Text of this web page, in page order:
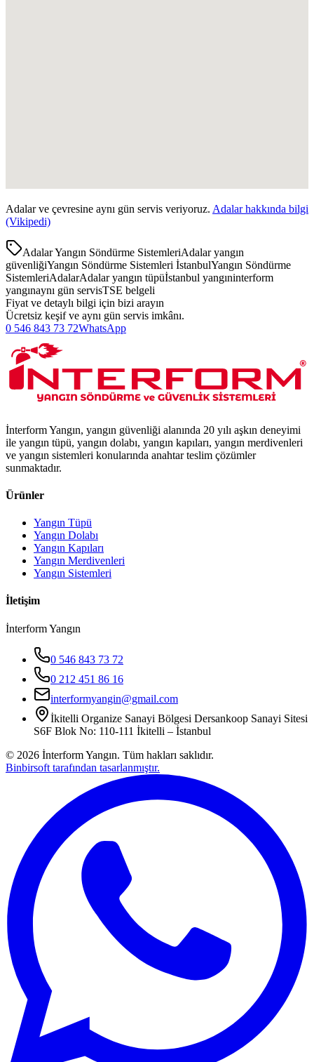
Adalarve çevresine aynı gün servis veriyoruz. Adalarhakkında bilgi
(Vikipedi)
Adalar Yangın Söndürme SistemleriAdalar yangın
güvenliğiYangın Söndürme Sistemleri İstanbulYangın Söndürme
SistemleriAdalarAdalar yangın tüpüİstanbul yangıninterform
yangınaynı gün servisTSE belgeli
Fiyat ve detaylı bilgi için bizi arayın
Ücretsiz keşif ve aynı gün servis imkânı.
0 546 843 73 72WhatsApp
İnterform Yangın, yangın güvenliği alanında 20 yılı aşkın deneyimi
ile yangın tüpü, yangın dolabı, yangın kapıları, yangın merdivenleri
ve yangın sistemleri konularında anahtar teslim çözümler
sunmaktadır.
Ürünler
Yangın Tüpü
Yangın Dolabı
Yangın Kapıları
Yangın Merdivenleri
Yangın Sistemleri
İletişim
İnterform Yangın
0 546 843 73 72
0 212 451 86 16
interformyangin@gmail.com
İkitelli Organize Sanayi Bölgesi Dersankoop Sanayi Sitesi
S6F Blok No: 110-111 İkitelli – İstanbul
© 2026 İnterform Yangın. Tüm hakları saklıdır.
Binbirsoft tarafından tasarlanmıştır.